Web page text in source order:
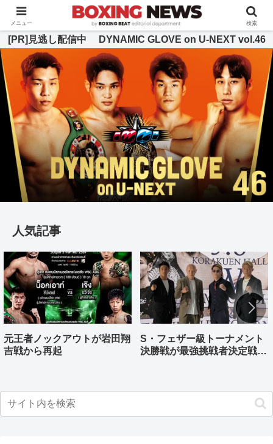
BOXING BEAT [ボクシング・ビート] 公式サイト
[PR]見逃し配信中 DYNAMIC GLOVE on U-NEXT vol.46
人気記事
元王者ノックアウトが岩田翔
吉戦から再起
S・フェザー級トーナメント
決勝戦が最強挑戦者決定戦兼
メニュー 検索